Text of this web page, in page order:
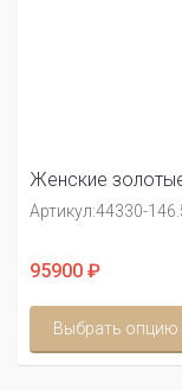
Женские
Артикул:44330-
95900 ₽
Выбрать опцию